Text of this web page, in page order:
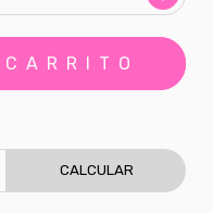
CALCULAR